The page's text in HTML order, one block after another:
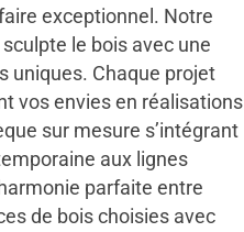
exceptionnel. Notre
le bois avec une
uniques. Chaque projet
vos envies en réalisations
sur mesure s’intégrant
aux lignes
parfaite entre
de bois choisies avec